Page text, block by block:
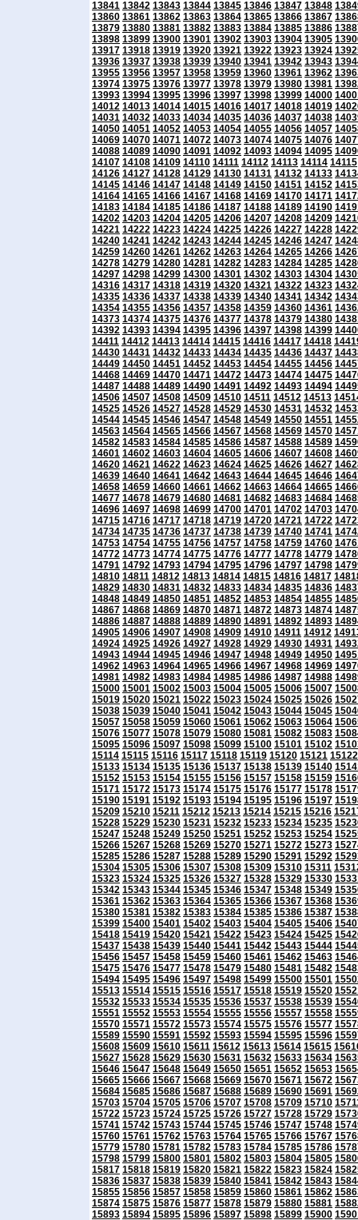
13841 13842 13843 13844 13845 13846 13847 13848
13860 13861 13862 13863 13864 13865 13866 13867
13879 13880 13881 13882 13883 13884 13885 13886
13898 13899 13900 13901 13902 13903 13904 13905
13917 13918 13919 13920 13921 13922 13923 13924
13936 13937 13938 13939 13940 13941 13942 13943
13955 13956 13957 13958 13959 13960 13961 13962
13974 13975 13976 13977 13978 13979 13980 13981
13993 13994 13995 13996 13997 13998 13999 14000
14012 14013 14014 14015 14016 14017 14018 14019
14031 14032 14033 14034 14035 14036 14037 14038
14050 14051 14052 14053 14054 14055 14056 14057
14069 14070 14071 14072 14073 14074 14075 14076
14088 14089 14090 14091 14092 14093 14094 14095
14107 14108 14109 14110 14111 14112 14113 14114 14115
14126 14127 14128 14129 14130 14131 14132 14133
14145 14146 14147 14148 14149 14150 14151 14152
14164 14165 14166 14167 14168 14169 14170 14171
14183 14184 14185 14186 14187 14188 14189 14190
14202 14203 14204 14205 14206 14207 14208 14209
14221 14222 14223 14224 14225 14226 14227 14228
14240 14241 14242 14243 14244 14245 14246 14247
14259 14260 14261 14262 14263 14264 14265 14266
14278 14279 14280 14281 14282 14283 14284 14285
14297 14298 14299 14300 14301 14302 14303 14304
14316 14317 14318 14319 14320 14321 14322 14323
14335 14336 14337 14338 14339 14340 14341 14342
14354 14355 14356 14357 14358 14359 14360 14361
14373 14374 14375 14376 14377 14378 14379 14380
14392 14393 14394 14395 14396 14397 14398 14399
14411 14412 14413 14414 14415 14416 14417 14418
14430 14431 14432 14433 14434 14435 14436 14437
14449 14450 14451 14452 14453 14454 14455 14456
14468 14469 14470 14471 14472 14473 14474 14475
14487 14488 14489 14490 14491 14492 14493 14494
14506 14507 14508 14509 14510 14511 14512 14513
14525 14526 14527 14528 14529 14530 14531 14532
14544 14545 14546 14547 14548 14549 14550 14551
14563 14564 14565 14566 14567 14568 14569 14570
14582 14583 14584 14585 14586 14587 14588 14589
14601 14602 14603 14604 14605 14606 14607 14608
14620 14621 14622 14623 14624 14625 14626 14627
14639 14640 14641 14642 14643 14644 14645 14646
14658 14659 14660 14661 14662 14663 14664 14665
14677 14678 14679 14680 14681 14682 14683 14684
14696 14697 14698 14699 14700 14701 14702 14703
14715 14716 14717 14718 14719 14720 14721 14722
14734 14735 14736 14737 14738 14739 14740 14741
14753 14754 14755 14756 14757 14758 14759 14760
14772 14773 14774 14775 14776 14777 14778 14779
14791 14792 14793 14794 14795 14796 14797 14798
14810 14811 14812 14813 14814 14815 14816 14817
14829 14830 14831 14832 14833 14834 14835 14836
14848 14849 14850 14851 14852 14853 14854 14855
14867 14868 14869 14870 14871 14872 14873 14874
14886 14887 14888 14889 14890 14891 14892 14893
14905 14906 14907 14908 14909 14910 14911 14912
14924 14925 14926 14927 14928 14929 14930 14931
14943 14944 14945 14946 14947 14948 14949 14950
14962 14963 14964 14965 14966 14967 14968 14969
14981 14982 14983 14984 14985 14986 14987 14988
15000 15001 15002 15003 15004 15005 15006 15007
15019 15020 15021 15022 15023 15024 15025 15026
15038 15039 15040 15041 15042 15043 15044 15045
15057 15058 15059 15060 15061 15062 15063 15064
15076 15077 15078 15079 15080 15081 15082 15083
15095 15096 15097 15098 15099 15100 15101 15102
15114 15115 15116 15117 15118 15119 15120 15121 15122
15133 15134 15135 15136 15137 15138 15139 15140
15152 15153 15154 15155 15156 15157 15158 15159
15171 15172 15173 15174 15175 15176 15177 15178
15190 15191 15192 15193 15194 15195 15196 15197
15209 15210 15211 15212 15213 15214 15215 15216
15228 15229 15230 15231 15232 15233 15234 15235
15247 15248 15249 15250 15251 15252 15253 15254
15266 15267 15268 15269 15270 15271 15272 15273
15285 15286 15287 15288 15289 15290 15291 15292
15304 15305 15306 15307 15308 15309 15310 15311
15323 15324 15325 15326 15327 15328 15329 15330
15342 15343 15344 15345 15346 15347 15348 15349
15361 15362 15363 15364 15365 15366 15367 15368
15380 15381 15382 15383 15384 15385 15386 15387
15399 15400 15401 15402 15403 15404 15405 15406
15418 15419 15420 15421 15422 15423 15424 15425
15437 15438 15439 15440 15441 15442 15443 15444
15456 15457 15458 15459 15460 15461 15462 15463
15475 15476 15477 15478 15479 15480 15481 15482
15494 15495 15496 15497 15498 15499 15500 15501
15513 15514 15515 15516 15517 15518 15519 15520
15532 15533 15534 15535 15536 15537 15538 15539
15551 15552 15553 15554 15555 15556 15557 15558
15570 15571 15572 15573 15574 15575 15576 15577
15589 15590 15591 15592 15593 15594 15595 15596
15608 15609 15610 15611 15612 15613 15614 15615
15627 15628 15629 15630 15631 15632 15633 15634
15646 15647 15648 15649 15650 15651 15652 15653
15665 15666 15667 15668 15669 15670 15671 15672
15684 15685 15686 15687 15688 15689 15690 15691
15703 15704 15705 15706 15707 15708 15709 15710
15722 15723 15724 15725 15726 15727 15728 15729
15741 15742 15743 15744 15745 15746 15747 15748
15760 15761 15762 15763 15764 15765 15766 15767
15779 15780 15781 15782 15783 15784 15785 15786
15798 15799 15800 15801 15802 15803 15804 15805
15817 15818 15819 15820 15821 15822 15823 15824
15836 15837 15838 15839 15840 15841 15842 15843
15855 15856 15857 15858 15859 15860 15861 15862
15874 15875 15876 15877 15878 15879 15880 15881
15893 15894 15895 15896 15897 15898 15899 15900